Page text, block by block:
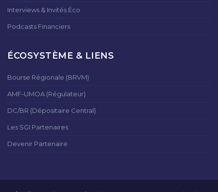
Interviews & Invités Éco
Podcasts Financiers
ÉCOSYSTÈME & LIENS
Bourse Régionale (BRVM)
AMF-UMOA (Régulateur)
DC/BR (Dépositaire Central)
Les SGI Partenaires
Devenir Partenaire